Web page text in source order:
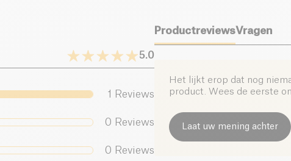
5.0
1 Reviews
0 Reviews
0 Reviews
ProductreviewsVragen
Het lijkt erop dat nog
product. Wees de eerste
Laat uw mening achter